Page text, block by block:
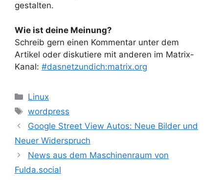
gestalten.
Wie ist deine Meinung?
Schreib gern einen Kommentar unter dem
Artikel oder diskutiere mit anderen im Matrix-
Kanal: #dasnetzundich:matrix.org
Kategorien
Linux
Schlagwörter
wordpress
Google Street View Autos: Neue Bilder und
Neuer Widerspruch
News aus dem Maschinenraum von
Fulda.social